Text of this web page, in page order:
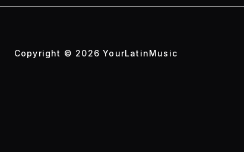
Copyright © 2026 YourLatinMusic